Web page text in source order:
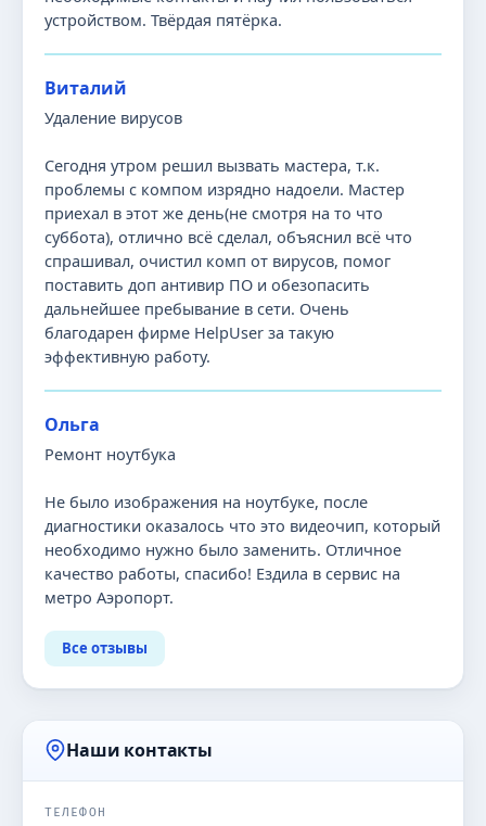
устройством. Твёрдая пятёрка.
Виталий
Удаление вирусов
Сегодня утром решил вызвать мастера, т.к.
проблемы с компом изрядно надоели. Мастер
приехал в этот же день(не смотря на то что
суббота), отлично всё сделал, объяснил всё что
спрашивал, очистил комп от вирусов, помог
поставить доп антивир ПО и обезопасить
дальнейшее пребывание в сети. Очень
благодарен фирме HelpUser за такую
эффективную работу.
Ольга
Ремонт ноутбука
Не было изображения на ноутбуке, после
диагностики оказалось что это видеочип, который
необходимо нужно было заменить. Отличное
качество работы, спасибо! Ездила в сервис на
метро Аэропорт.
Все отзывы
Наши контакты
ТЕЛЕФОН